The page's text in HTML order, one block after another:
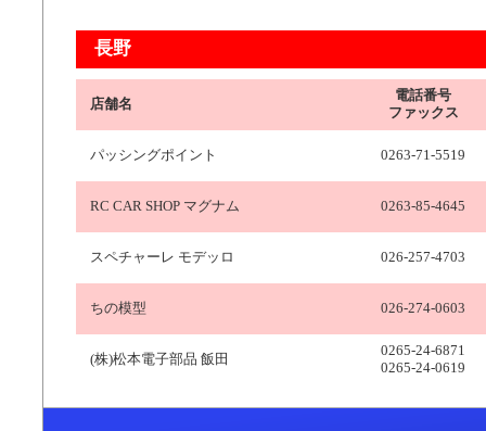
長野
店舗名
電話番号
ファックス
パッシングポイント 0263-71-5519
RC CAR SHOP マグナム 0263-85-4645
スペチャーレ モデッロ 026-257-4703
ちの模型 026-274-0603
(株)松本電子部品 飯田
0265-24-6871
0265-24-0619